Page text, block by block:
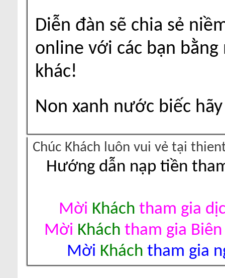
Diễn đàn sẽ chia sẻ
online với các bạn
khác!
Non xanh nước biếc
Chúc Khách luôn vui vẻ tại
Hướng dẫn nạp tiền
Mời Khách tham gia
Mời Khách tham gia
Mời Khách tham gia